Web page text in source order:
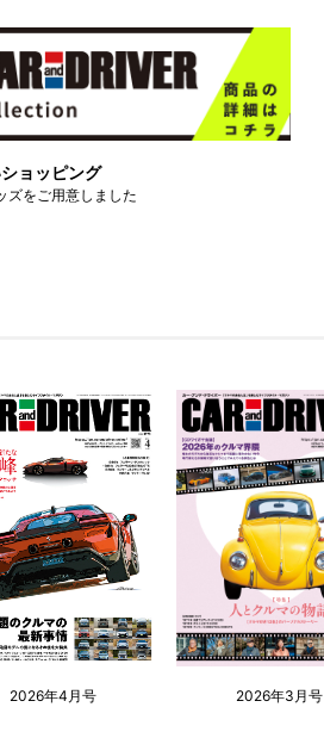
ョッピング
ズをご用意しました
2026年4月号 2026年3月号